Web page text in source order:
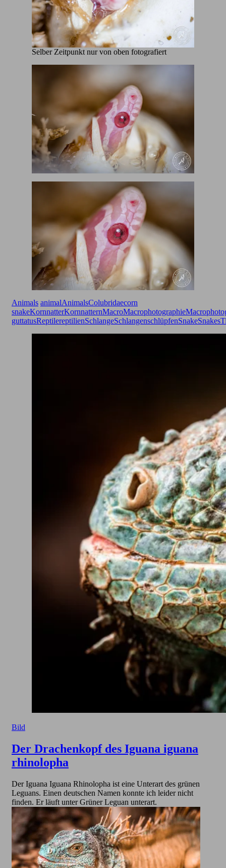
Selber Zeitpunkt nur von oben fotografiert
Animals animalAnimalsColubridaecorn
snakeKornnatterKornnatternMacroMacrophotographie
guttatusReptilereptilienSchlangeSchlangenschlüpfenSnakeSnakes
Bild
Der Drachenkopf des Iguana iguana
rhinolopha
Der Iguana Iguana Rhinolopha ist eine Unterart des grünen
Leguans. Einen deutschen Namen konnte ich leider nicht
finden. Er läuft unter Grüner Leguan unterart.